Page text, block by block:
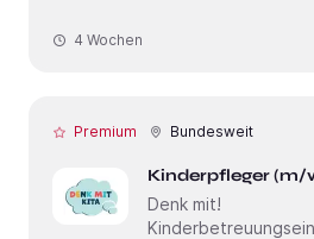
4 Wochen
Premium Bundesweit
Kinderpfleger (m/
Denk mit!